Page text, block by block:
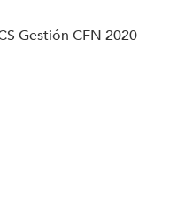
Gestión CFN 2020